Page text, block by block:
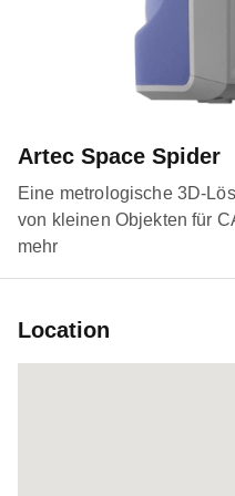
Artec Space Spider
Eine metrologische 3D-
von kleinen Objekten für
mehr
Location